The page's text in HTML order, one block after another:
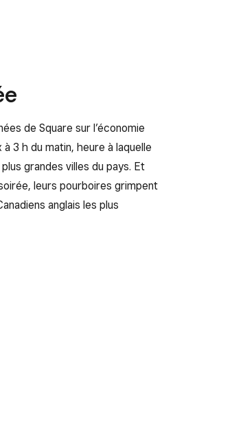
de Square sur l’économie
3 h du matin, heure à laquelle
grandes villes du pays. Et
leurs pourboires grimpent
anglais les plus